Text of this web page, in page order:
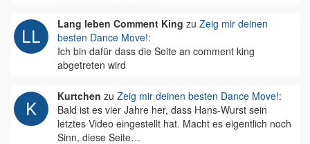
Lang leben Comment King zu Zeig mir deinen
besten Dance Move!:
Ich bin dafür dass die Seite an comment king
abgetreten wird
Kurtchen zu Zeig mir deinen besten Dance Move!:
Bald ist es vier Jahre her, dass Hans-Wurst sein
letztes Video eingestellt hat. Macht es eigentlich noch
Sinn, diese Seite…